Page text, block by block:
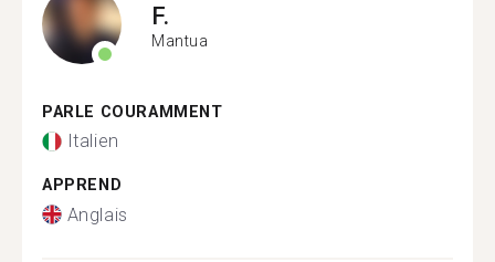
F.
Mantua
PARLE COURAMMENT
Italien
APPREND
Anglais